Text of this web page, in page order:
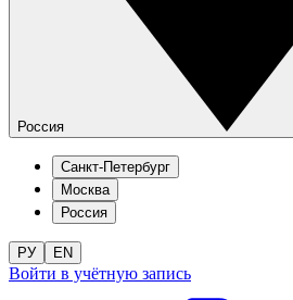
Россия
Санкт-Петербург
Москва
Россия
РУ EN
Войти в учётную запись